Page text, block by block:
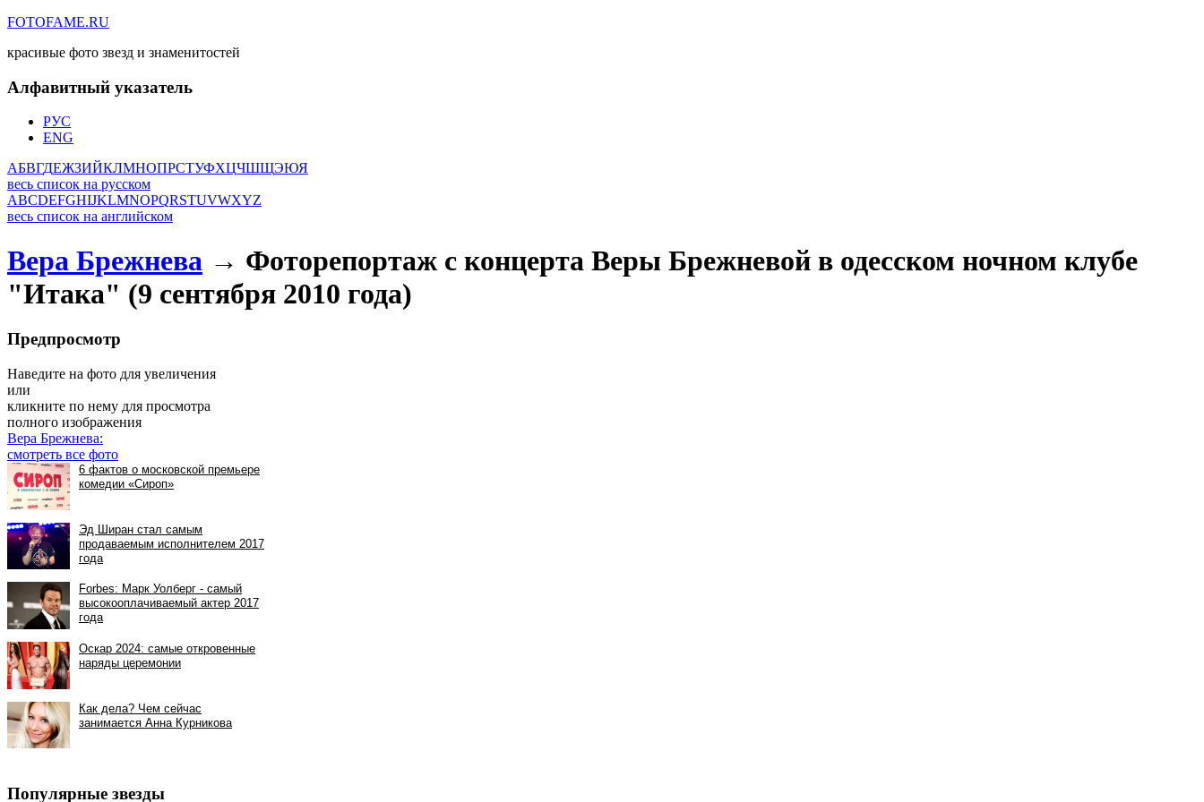
FOTOFAME.RU
красивые фото звезд и знаменитостей
Алфавитный указатель
РУС
ENG
АБВГДЕЖЗИЙКЛМНОПРСТУФХЦЧШЩЭЮЯ
весь список на русском
ABCDEFGHIJKLMNOPQRSTUVWXYZ
весь список на английском
Вера Брежнева → Фоторепортаж с концерта Веры Брежневой в одесском ночном клубе
"Итака" (9 сентября 2010 года)
Предпросмотр
Наведите на фото для увеличения
или
кликните по нему для просмотра
полного изображения
Вера Брежнева:
смотреть все фото
Популярные звезды